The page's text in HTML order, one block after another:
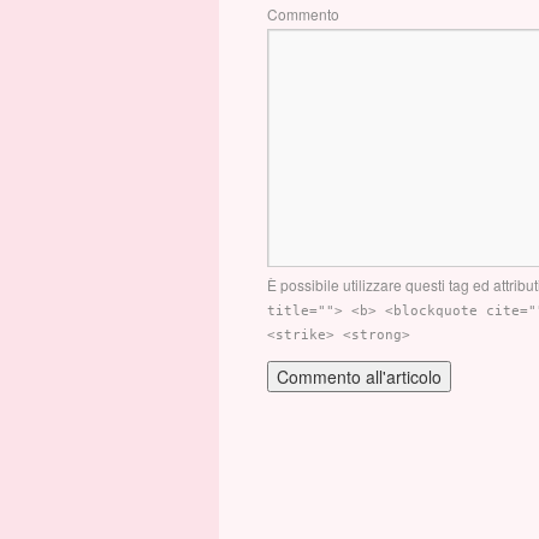
Commento
È possibile utilizzare questi tag ed attributi
title=""> <b> <blockquote
<strike> <strong>